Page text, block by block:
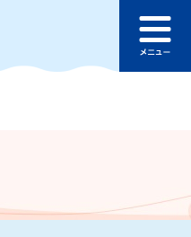
本文へ
ュ